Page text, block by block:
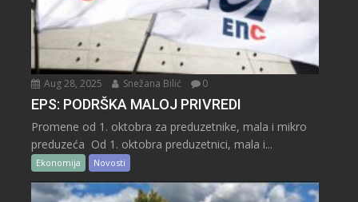
Aug 28, 2025 Snežana Bilić 0
EPS: PODRŠKA MALOJ PRIVREDI
Promene od 1. oktobra za preduzetnike, mala i mikro
preduzeća Od 1. oktobra preduzetnici, mala i...
Ekonomija Novosti